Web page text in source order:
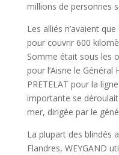
millions de personnes
Les alliés n’avaient
pour couvrir 600
Somme était sous les
pour l’Aisne le Général
PRETELAT pour la
importante se
mer, dirigée par le
La plupart des blindés
Flandres, WEYGAND